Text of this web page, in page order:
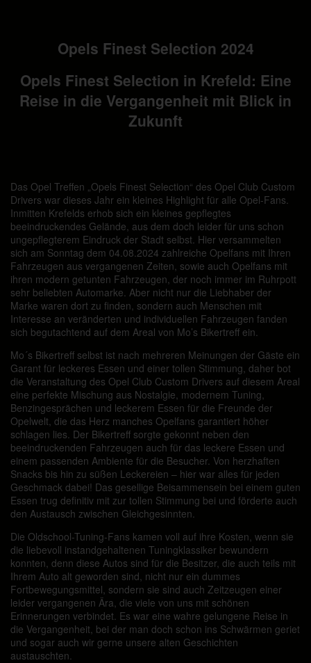
Opels Finest Selection 2024
Opels Finest Selection in Krefeld: Eine
Reise in die Vergangenheit mit Blick in
Zukunft
Das Opel Treffen „Opels Finest Selection“ des Opel Club Custom
Drivers war dieses Jahr ein kleines Highlight für alle Opel-Fans.
Inmitten Krefelds erhob sich ein kleines gepflegtes
beeindruckendes Gelände, aus dem doch leider für uns schon
ungepflegterem Eindruck der Stadt selbst. Hier versammelten
sich am Sonntag dem 04.08.2024 zahlreiche Opelfans mit Ihren
Fahrzeugen aus vergangenen Zeiten, sowie auch Opelfans mit
ihren modern getunten Fahrzeugen, der noch immer im Ruhrpott
sehr beliebten Automarke. Aber nicht nur die Liebhaber der
Marke waren dort zu finden, sondern auch Menschen mit
Interesse an veränderten und individuellen Fahrzeugen fanden
sich begutachtend auf dem Areal von Mo’s Bikertreff ein.
Mo´s Bikertreff selbst ist nach mehreren Meinungen der Gäste ein
Garant für leckeres Essen und einer tollen Stimmung, daher bot
die Veranstaltung des Opel Club Custom Drivers auf diesem Areal
eine perfekte Mischung aus Nostalgie, modernem Tuning,
Benzingesprächen und leckerem Essen für die Freunde der
Opelwelt, die das Herz manches Opelfans garantiert höher
schlagen lies. Der Bikertreff sorgte gekonnt neben den
beeindruckenden Fahrzeugen auch für das leckere Essen und
einem passenden Ambiente für die Besucher. Von herzhaften
Snacks bis hin zu süßen Leckereien – hier war alles für jeden
Geschmack dabei! Das gesellige Beisammensein bei einem guten
Essen trug definitiv mit zur tollen Stimmung bei und förderte auch
den Austausch zwischen Gleichgesinnten.
Die Oldschool-Tuning-Fans kamen voll auf ihre Kosten, wenn sie
die liebevoll instandgehaltenen Tuningklassiker bewundern
konnten, denn diese Autos sind für die Besitzer, die auch teils mit
Ihrem Auto alt geworden sind, nicht nur ein dummes
Fortbewegungsmittel, sondern sie sind auch Zeitzeugen einer
leider vergangenen Ära, die viele von uns mit schönen
Erinnerungen verbindet. Es war eine wahre gelungene Reise in
die Vergangenheit, bei der man doch schon ins Schwärmen geriet
und sogar auch wir gerne unsere alten Geschichten
austauschten.